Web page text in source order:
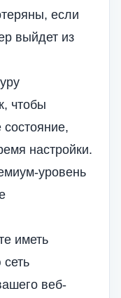
если
выйдет из
чтобы
настройки.
уровень
иметь
веб-